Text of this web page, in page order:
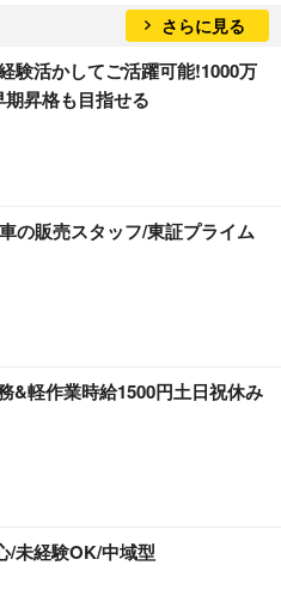
さらに見る
験活かしてご活躍可能!1000万
昇格も目指せる
の販売スタッフ/東証プライム
&軽作業時給1500円土日祝休み
/未経験OK/中域型